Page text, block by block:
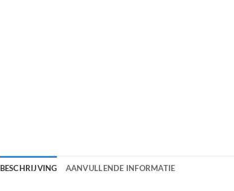
BESCHRIJVING AANVULLENDE INFORMATIE